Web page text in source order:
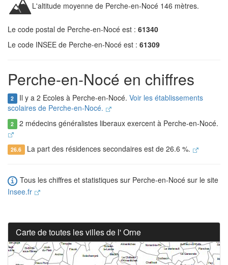
L'altitude moyenne de Perche-en-Nocé 146 mètres.
Le code postal de Perche-en-Nocé est : 61340
Le code INSEE de Perche-en-Nocé est : 61309
Perche-en-Nocé en chiffres
2 Il y a 2 Ecoles à Perche-en-Nocé. Voir les établissements
scolaires de Perche-en-Nocé.
2 2 médecins généralistes liberaux exercent à Perche-en-Nocé.
26.6 La part des résidences secondaires est de 26.6 %.
Tous les chiffres et statistiques sur Perche-en-Nocé sur le site
Insee.fr
Carte de toutes les villes de l' Orne